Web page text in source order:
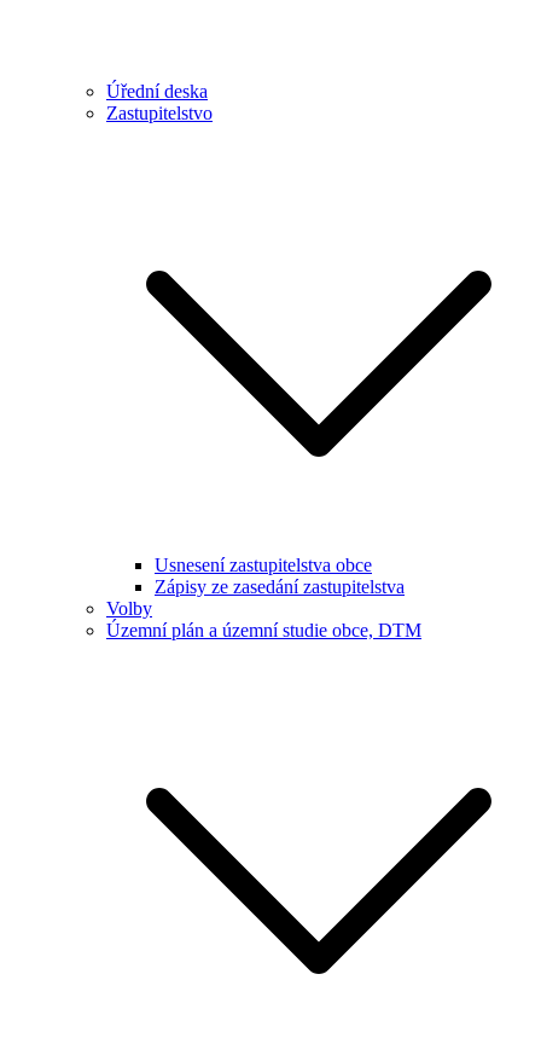
Úřední deska
Zastupitelstvo
Usnesení zastupitelstva obce
Zápisy ze zasedání zastupitelstva
Volby
Územní plán a územní studie obce, DTM